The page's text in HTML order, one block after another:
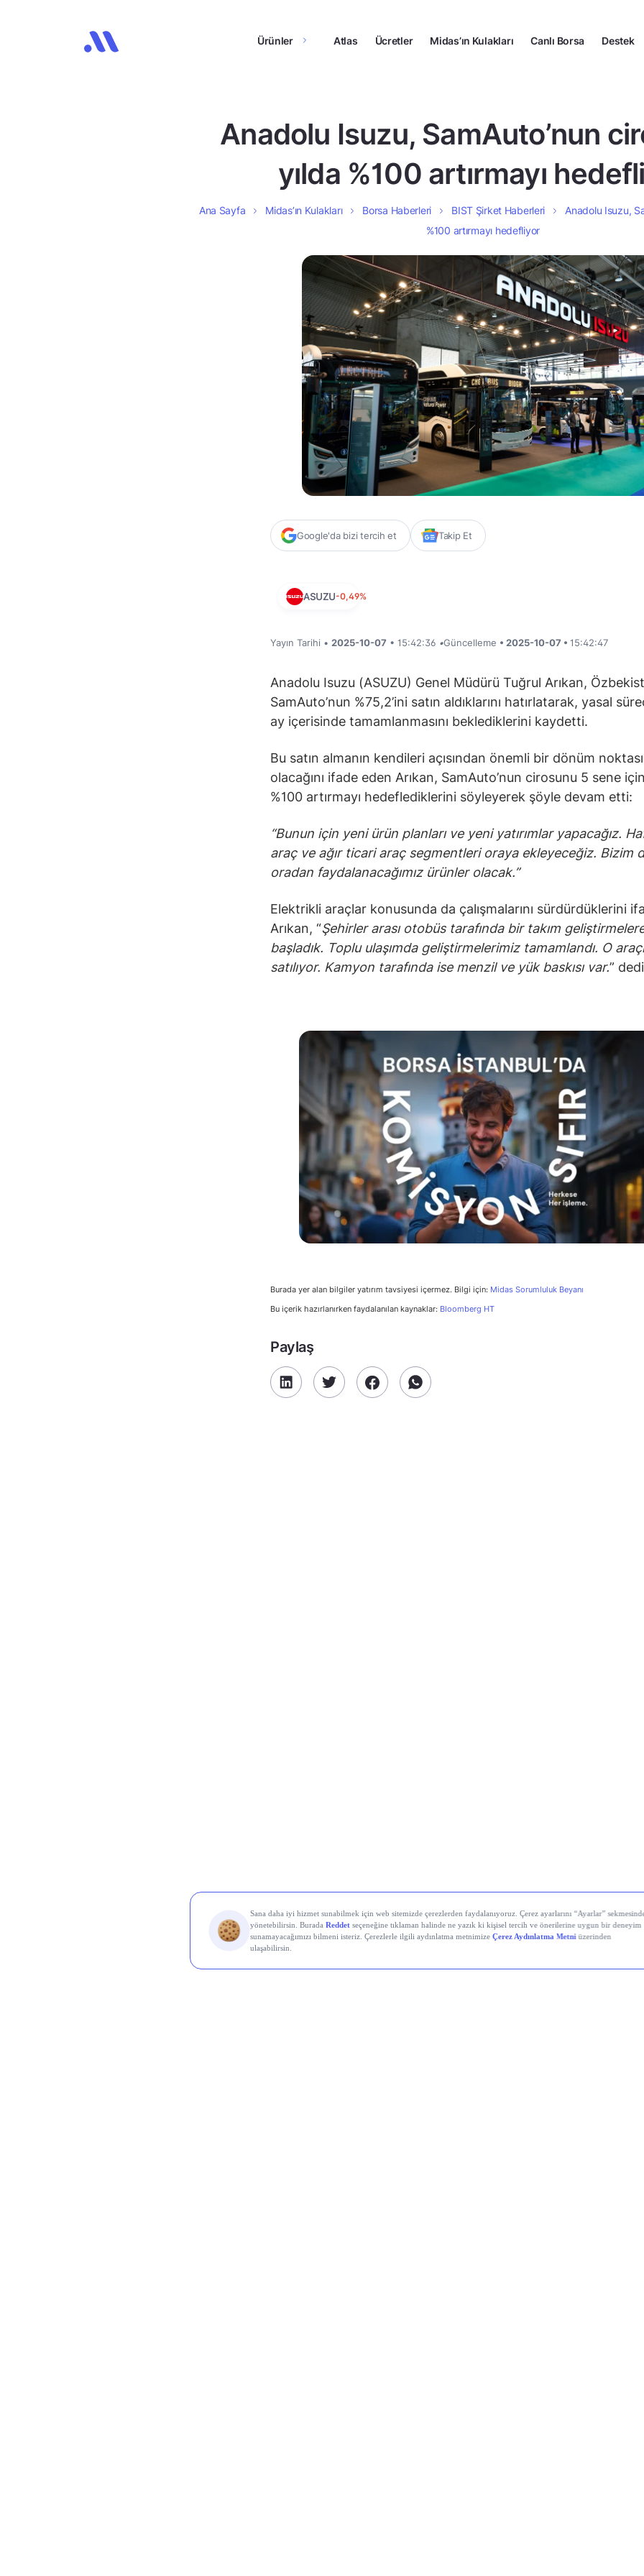
Ürünler Atlas Ücretler Midas’ın Kulakları Canlı Borsa Destek
Anadolu Isuzu, SamAuto’nun
yılda %100 artırmayı
Ana Sayfa Midas’ın Kulakları Borsa Haberleri BIST Şirket Haberleri
Anadolu Isuzu,
%100 artırmayı hedefliyor
Google'da bizi tercih et Takip Et
ASUZU-0,49%
Yayın Tarihi • 2025-10-07 • 15:42:36 •Güncelleme • 2025-10-07 • 15:42:47
Anadolu Isuzu (ASUZU) Genel Müdürü Tuğrul Arıkan,
SamAuto’nun %75,2’ini satın aldıklarını hatırlatarak, yasal
ay içerisinde tamamlanmasını beklediklerini kaydetti.
Bu satın almanın kendileri açısından önemli bir dönüm noktası
olacağını ifade eden Arıkan, SamAuto’nun cirosunu 5 sene
%100 artırmayı hedeflediklerini söyleyerek şöyle devam etti:
“Bunun için yeni ürün planları ve yeni yatırımlar yapacağız.
araç ve ağır ticari araç segmentleri oraya ekleyeceğiz. Bizim
oradan faydalanacağımız ürünler olacak.”
Elektrikli araçlar konusunda da çalışmalarını sürdürdüklerini
Arıkan, “Şehirler arası otobüs tarafında bir takım
başladık. Toplu ulaşımda geliştirmelerimiz tamamlandı. O
satılıyor. Kamyon tarafında ise menzil ve yük baskısı var.”
Burada yer alan bilgiler yatırım tavsiyesi içermez. Bilgi için: Midas Sorumluluk Beyanı
Bu içerik hazırlanırken faydalanılan kaynaklar: Bloomberg HT
Paylaş